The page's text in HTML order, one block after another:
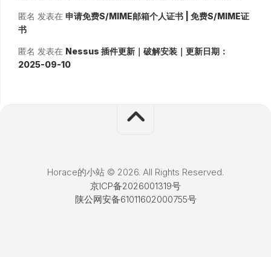
匿名 发表在 申请免费S/MIME邮箱个人证书 | 免费S/MIME证
书
匿名 发表在 Nessus 插件更新｜破解安装｜更新日期：
2025-09-10
Horace的小站 © 2026. All Rights Reserved.
京ICP备2026001319号
陕公网安备61011602000755号